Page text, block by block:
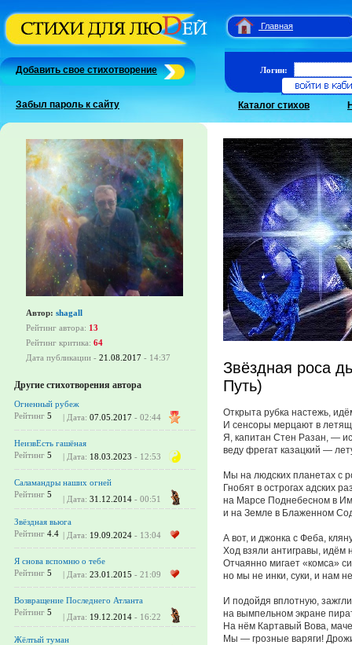
Главная
Добавить свое стихотворение
Забыл пароль к сайту
Логин:
Каталог стихов
Автор: shagall
Рейтинг автора: 13
Рейтинг критика: 64
Дата публикации - 21.08.2017 - 14:37
Другие стихотворения автора
Огненный рубеж
Рейтинг 5 | Дата: 07.05.2017 - 02:44
НеизвЕсть гашёная
Рейтинг 5 | Дата: 18.03.2023 - 12:53
Саламандры наших огней
Рейтинг 5 | Дата: 31.12.2014 - 00:51
Звёздная вьюга
Рейтинг 4.4 | Дата: 19.09.2024 - 13:04
Я снова вспомню о тебе
Рейтинг 5 | Дата: 23.01.2015 - 21:09
Возвращение Последнего Атланта
Рейтинг 5 | Дата: 19.12.2014 - 16:22
Жёлтый туман
Звёздная роса
Путь)
Открыта рубка настежь,
И сенсоры мерцают в
Я, капитан Стен Разан, —
веду фрегат казацкий —
Мы на людских планетах с
Гнобят в острогах адских
на Марсе Поднебесном в
и на Земле в Блаженном
А вот, и джонка с Феба,
Ход взяли антигравы, идём
Отчаянно мигает «комса»
но мы не инки, суки, и нам
И подойдя вплотную,
на вымпельном экране
На нём Картавый Вова,
Мы — грозные варяги!